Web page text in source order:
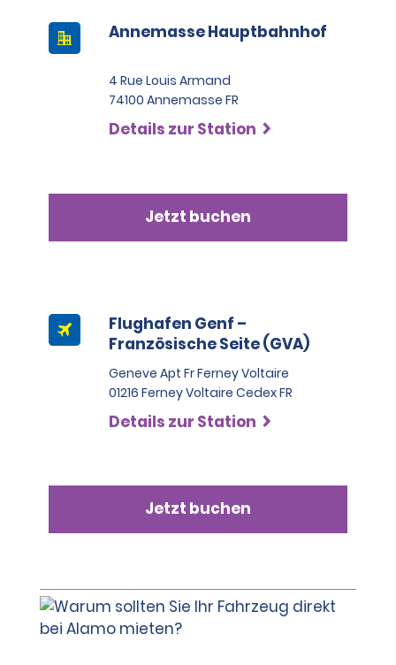
Annemasse Hauptbahnhof
4 Rue Louis Armand
74100 Annemasse FR
Details zur Station
Jetzt buchen
Flughafen Genf –
Französische Seite (GVA)
Geneve Apt Fr Ferney Voltaire
01216 Ferney Voltaire Cedex FR
Details zur Station
Jetzt buchen